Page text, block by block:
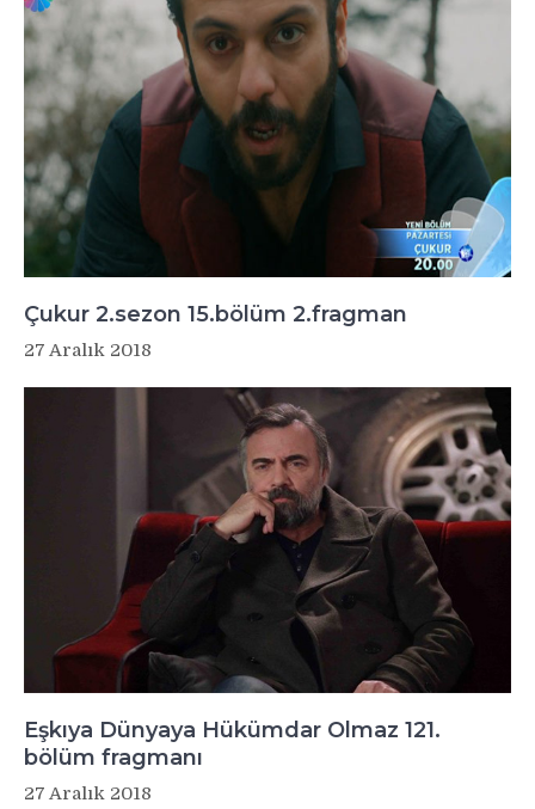
Çukur 2.sezon 15.bölüm 2.fragman
27 Aralık 2018
Eşkıya Dünyaya Hükümdar Olmaz 121.
bölüm fragmanı
27 Aralık 2018